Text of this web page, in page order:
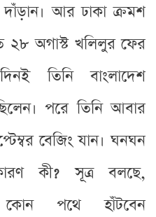
দাঁড়ান। আর ঢাকা ক্রমশ
২৮ অগাস্ট খলিলুর ফের
তিনি বাংলাদেশ
পরে তিনি আবার
বেজিং যান। ঘনঘন
কী? সূত্র বলছে,
কোন পথে হাঁটবেন